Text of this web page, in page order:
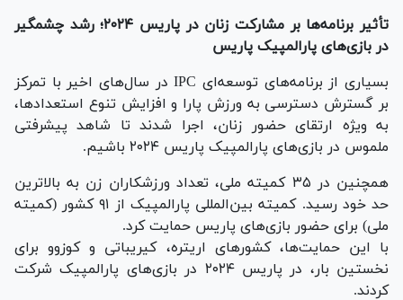
تأثیر برنامه‌ها بر مشارکت زنان در پاریس ۲۰۲۴؛ رشد چشمگیر
در بازی‌های پارالمپیک پاریس
بسیاری از برنامه‌های توسعه‌ای IPC در سال‌های اخیر با تمرکز
بر گسترش دسترسی به ورزش پارا و افزایش تنوع استعدادها،
به ویژه ارتقای حضور زنان، اجرا شدند تا شاهد پیشرفتی
ملموس در بازی‌های پارالمپیک پاریس ۲۰۲۴ باشیم.
همچنین در ۳۵ کمیته ملی، تعداد ورزشکاران زن به بالاترین
حد خود رسید. کمیته بین‌المللی پارالمپیک از ٩١ کشور (کمیته
ملی) برای حضور بازی‌های پاریس حمایت کرد.
با این حمایت‌ها، کشور‌های اریتره، کیریباتی و کوزوو برای
نخستین بار، در پاریس ۲۰۲۴ در بازی‌های پارالمپیک شرکت
کردند.